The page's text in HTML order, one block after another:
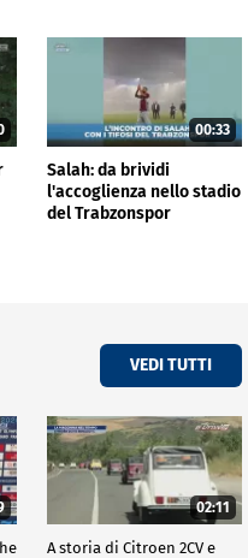
00:33
Salah: da brividi
l'accoglienza nello stadio
del Trabzonspor
VEDI TUTTI
02:11
A storia di Citroen 2CV e